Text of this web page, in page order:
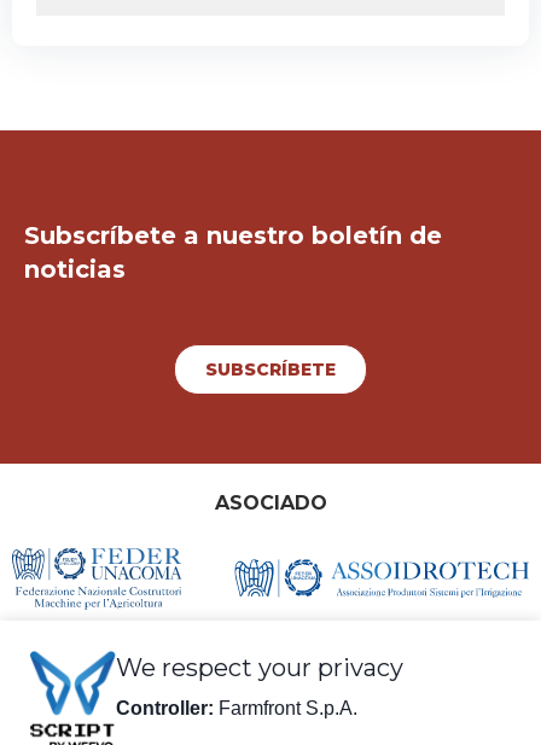
Subscríbete a nuestro boletín de
noticias
SUBSCRÍBETE
ASOCIADO
We respect your privacy
Controller: Farmfront S.p.A.